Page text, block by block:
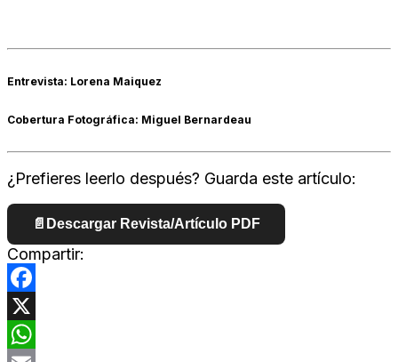
Entrevista: Lorena Maiquez
Cobertura Fotográfica: Miguel Bernardeau
¿Prefieres leerlo después? Guarda este artículo:
📄 Descargar Revista/Artículo PDF
Compartir:
Facebook
X